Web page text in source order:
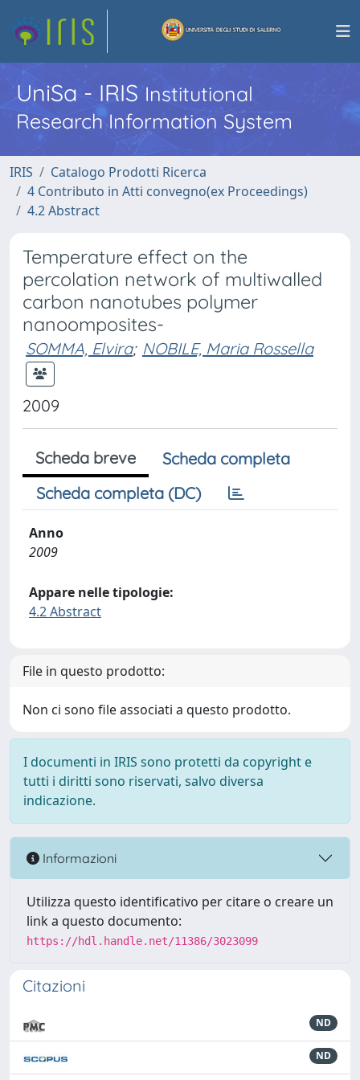
UniSa - IRISInstitutional
Research Information System
IRIS
Catalogo Prodotti Ricerca
4 Contributo in Atti convegno(ex Proceedings)
4.2 Abstract
Temperature effect on the
percolation network of multiwalled
carbon nanotubes polymer
nanoomposites-
SOMMA, Elvira; NOBILE, Maria Rossella
2009
Scheda breve
Scheda completa
Scheda completa (DC)
Anno
2009
Appare nelle tipologie:
4.2 Abstract
File in questo prodotto:
Non ci sono file associati a questo prodotto.
I documenti in IRIS sono protetti da copyright e
tutti i diritti sono riservati, salvo diversa
indicazione.
Informazioni
Utilizza questo identificativo per citare o creare un
link a questo documento:
https://hdl.handle.net/11386/3023099
Citazioni
ND
ND